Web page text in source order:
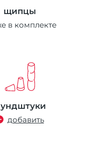
щипцы
в комплекте
добавить